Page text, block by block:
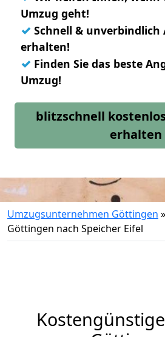
Umzug geht!
✓ Schnell & unverbindlich
erhalten!
✓ Finden Sie das beste
Umzug!
blitzschnell
erhalten
Umzugsunternehmen Göttingen »
Göttingen nach Speicher Eifel